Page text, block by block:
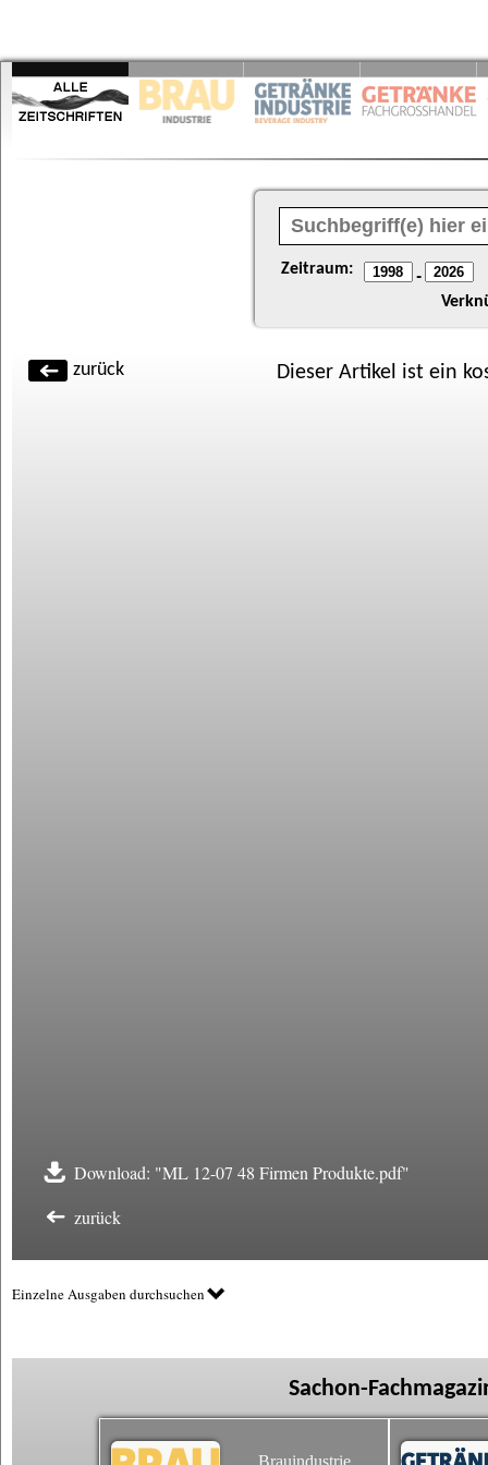
Zeitraum: -
zurück Dieser Artikel ist ein
Download: "ML 12-07 48 Firmen Produkte.pdf"
zurück
Einzelne Ausgaben durchsuchen
Sachon-
Brauindustrie